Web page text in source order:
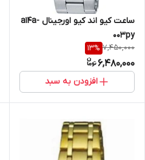
ساعت کیو اند کیو اورجینال a14a-
003py
7,450,000
13%
6,480,000
افزودن به سبد